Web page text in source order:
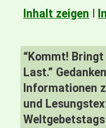
Inhalt zeigen
“Kommt! Bringt
Last.”
Informationen
und